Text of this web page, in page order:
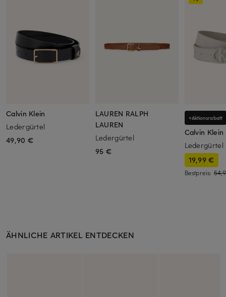
Calvin Klein
Ledergürtel
49,90 €
LAUREN RALPH
LAUREN
Ledergürtel
95 €
+Aktionsrabatt
Calvin Klein
Ledergürtel
19,99 €
Bestpreis:
ÄHNLICHE ARTIKEL ENTDECKEN